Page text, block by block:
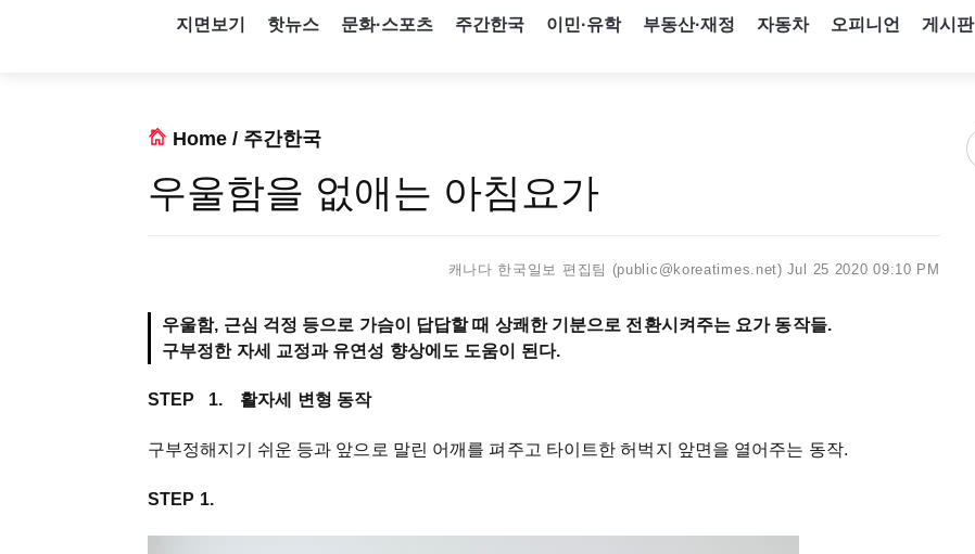
지면보기 핫뉴스 문화·스포츠 주간한국 이민·유학 부동산·재정 자동차 오피니언 게시판
Home / 주간한국
우울함을 없애는 아침요가
캐나다 한국일보 편집팀 (public@koreatimes.net) Jul 25 2020 09:10 PM
우울함, 근심 걱정 등으로 가슴이 답답할 때 상쾌한 기분으로 전환시켜주는 요가 동작들.
구부정한 자세 교정과 유연성 향상에도 도움이 된다.
STEP 1. 활자세 변형 동작
구부정해지기 쉬운 등과 앞으로 말린 어깨를 펴주고 타이트한 허벅지 앞면을 열어주는 동작.
STEP 1.